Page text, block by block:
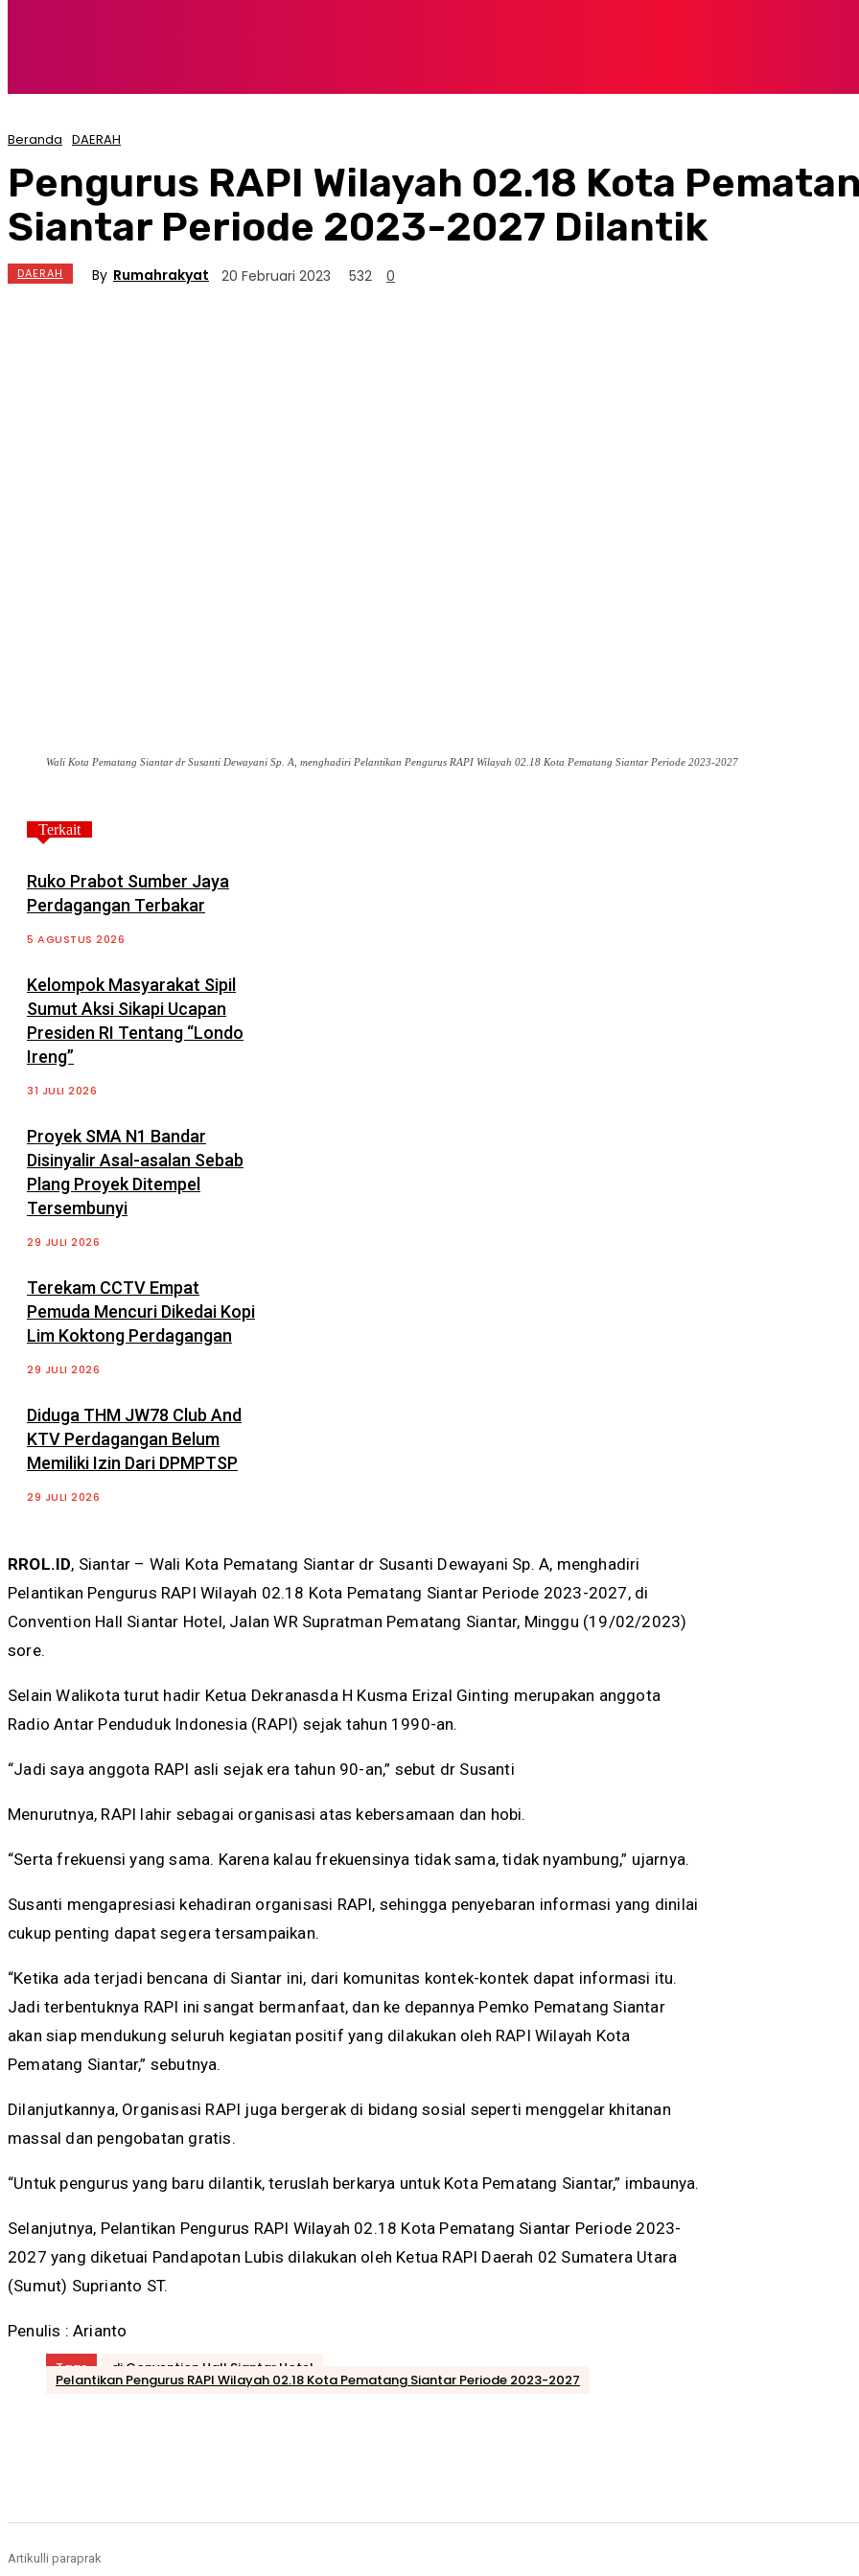
Beranda DAERAH
Pengurus RAPI Wilayah 02.18 Kota
Siantar Periode 2023-2027 Dilantik
DAERAH By Rumahrakyat 20 Februari 2023 532 0
Wali Kota Pematang Siantar dr Susanti Dewayani Sp. A, menghadiri Pelantikan Pengurus RAPI Wilayah 02.18 Kota Pematang Siantar Periode 2023-2027
Terkait
Ruko Prabot Sumber Jaya
Perdagangan Terbakar
5 AGUSTUS 2026
Kelompok Masyarakat Sipil
Sumut Aksi Sikapi Ucapan
Presiden RI Tentang “Londo
Ireng”
31 JULI 2026
Proyek SMA N1 Bandar
Disinyalir Asal-asalan Sebab
Plang Proyek Ditempel
Tersembunyi
29 JULI 2026
Terekam CCTV Empat
Pemuda Mencuri Dikedai Kopi
Lim Koktong Perdagangan
29 JULI 2026
Diduga THM JW78 Club And
KTV Perdagangan Belum
Memiliki Izin Dari DPMPTSP
29 JULI 2026
RROL.ID, Siantar – Wali Kota Pematang Siantar dr Susanti Dewayani Sp. A, menghadiri
Pelantikan Pengurus RAPI Wilayah 02.18 Kota Pematang Siantar Periode 2023-2027, di
Convention Hall Siantar Hotel, Jalan WR Supratman Pematang Siantar, Minggu (19/02/2023)
sore.
Selain Walikota turut hadir Ketua Dekranasda H Kusma Erizal Ginting merupakan anggota
Radio Antar Penduduk Indonesia (RAPI) sejak tahun 1990-an.
“Jadi saya anggota RAPI asli sejak era tahun 90-an,” sebut dr Susanti
Menurutnya, RAPI lahir sebagai organisasi atas kebersamaan dan hobi.
“Serta frekuensi yang sama. Karena kalau frekuensinya tidak sama, tidak nyambung,” ujarnya.
Susanti mengapresiasi kehadiran organisasi RAPI, sehingga penyebaran informasi yang dinilai
cukup penting dapat segera tersampaikan.
“Ketika ada terjadi bencana di Siantar ini, dari komunitas kontek-kontek dapat informasi itu.
Jadi terbentuknya RAPI ini sangat bermanfaat, dan ke depannya Pemko Pematang Siantar
akan siap mendukung seluruh kegiatan positif yang dilakukan oleh RAPI Wilayah Kota
Pematang Siantar,” sebutnya.
Dilanjutkannya, Organisasi RAPI juga bergerak di bidang sosial seperti menggelar khitanan
massal dan pengobatan gratis.
“Untuk pengurus yang baru dilantik, teruslah berkarya untuk Kota Pematang Siantar,” imbaunya.
Selanjutnya, Pelantikan Pengurus RAPI Wilayah 02.18 Kota Pematang Siantar Periode 2023-
2027 yang diketuai Pandapotan Lubis dilakukan oleh Ketua RAPI Daerah 02 Sumatera Utara
(Sumut) Suprianto ST.
Penulis : Arianto
Tags di Convention Hall Siantar Hotel
Pelantikan Pengurus RAPI Wilayah 02.18 Kota Pematang Siantar Periode 2023-2027
Artikulli paraprak